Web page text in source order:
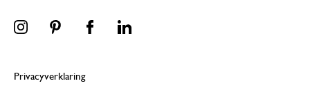
Privacyverklaring